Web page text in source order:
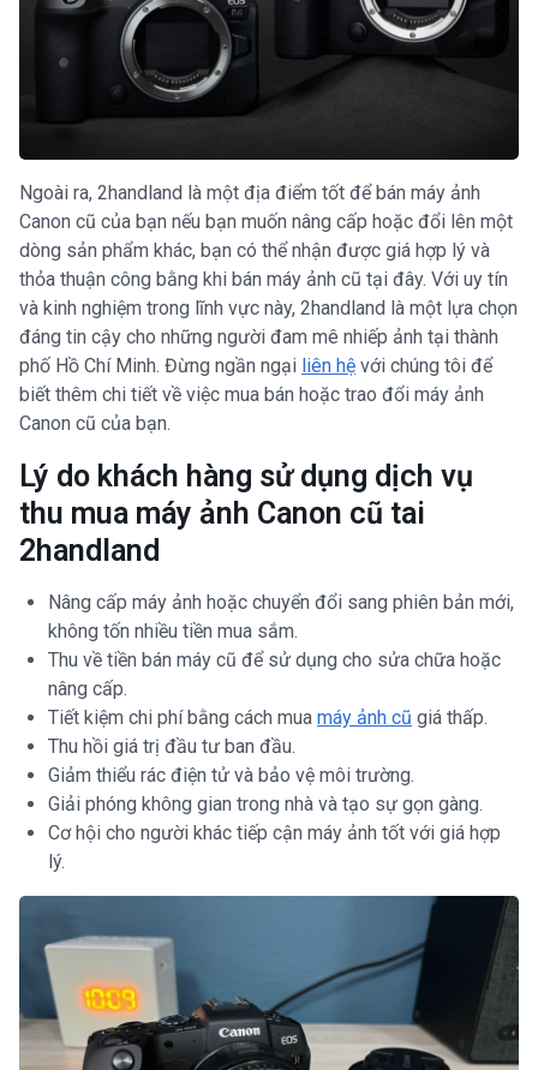
Ngoài ra, 2handland là một địa điểm tốt để bán máy ảnh
Canon cũ của bạn nếu bạn muốn nâng cấp hoặc đổi lên một
dòng sản phẩm khác, bạn có thể nhận được giá hợp lý và
thỏa thuận công bằng khi bán máy ảnh cũ tại đây. Với uy tín
và kinh nghiệm trong lĩnh vực này, 2handland là một lựa chọn
đáng tin cậy cho những người đam mê nhiếp ảnh tại thành
phố Hồ Chí Minh. Đừng ngần ngại liên hệ với chúng tôi để
biết thêm chi tiết về việc mua bán hoặc trao đổi máy ảnh
Canon cũ của bạn.
Lý do khách hàng sử dụng dịch vụ
thu mua máy ảnh Canon cũ tai
2handland
Nâng cấp máy ảnh hoặc chuyển đổi sang phiên bản mới,
không tốn nhiều tiền mua sắm.
Thu về tiền bán máy cũ để sử dụng cho sửa chữa hoặc
nâng cấp.
Tiết kiệm chi phí bằng cách mua máy ảnh cũ giá thấp.
Thu hồi giá trị đầu tư ban đầu.
Giảm thiểu rác điện tử và bảo vệ môi trường.
Giải phóng không gian trong nhà và tạo sự gọn gàng.
Cơ hội cho người khác tiếp cận máy ảnh tốt với giá hợp
lý.